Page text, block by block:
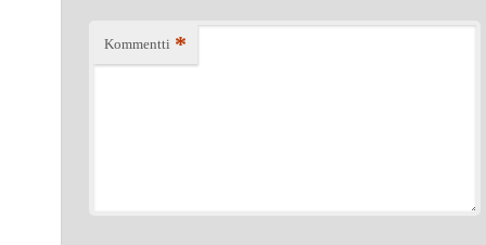
Kommentti *